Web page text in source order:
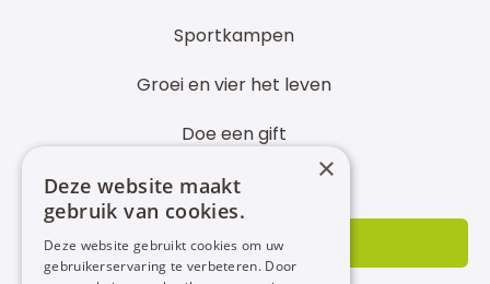
Sportkampen
Groei en vier het leven
Doe een gift
Partner worden
INSCHRIJVEN
×
Deze website maakt
gebruik van cookies.
Deze website gebruikt cookies om uw
gebruikerservaring te verbeteren. Door